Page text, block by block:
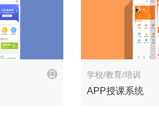
解决方案 学校/教育/培训
APP授课系统